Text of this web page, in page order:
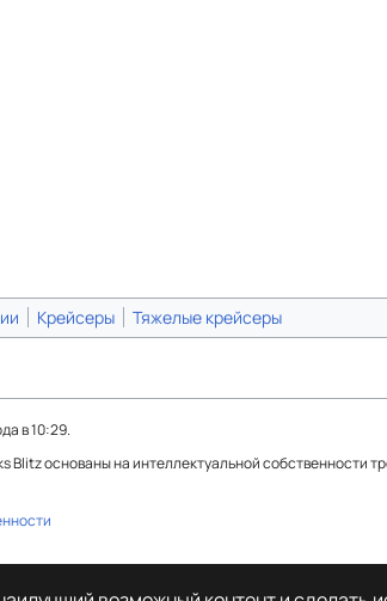
Крейсеры Тяжелые крейсеры
в 10:29.
основаны на интеллектуальной собственности